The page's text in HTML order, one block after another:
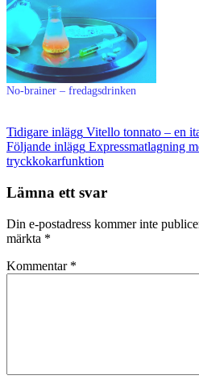
No-brainer – fredagsdrinken
Inläggsnavigering
Tidigare inlägg Vitello tonnato – en
Följande inlägg Expressmatlagning
tryckkokarfunktion
Lämna ett svar
Din e-postadress kommer inte
märkta *
Kommentar *